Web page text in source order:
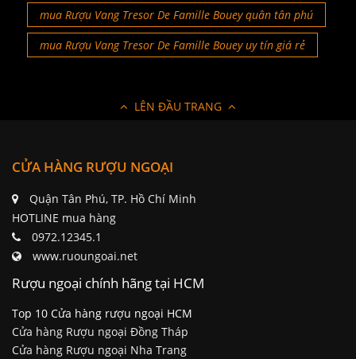
mua Rượu Vang Tresor De Famille Bouey quân tân phú
mua Rượu Vang Tresor De Famille Bouey uy tín giá rẻ
LÊN ĐẦU TRANG
CỬA HÀNG RƯỢU NGOẠI
Quận Tân Phú, TP. Hồ Chí Minh
HOTLINE mua hàng
0972.12345.1
www.ruoungoai.net
Rượu ngoại chính hãng tại HCM
Top 10 Cửa hàng rượu ngoại HCM
Cửa hàng Rượu ngoại Đồng Tháp
Cửa hàng Rượu ngoại Nha Trang